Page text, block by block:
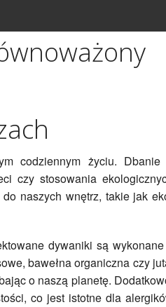
codziennym życiu.
czy stosowania
naszych wnętrz, takie jak
dywaniki są
bawełna organiczna czy
o naszą planetę.
co jest istotne dla